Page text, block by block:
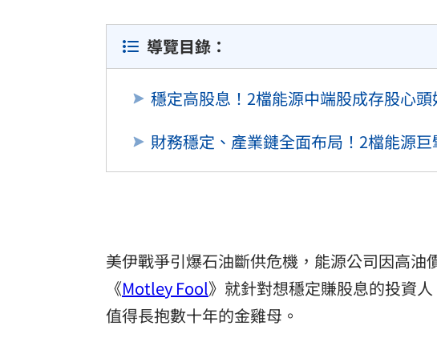
導覽目錄：
穩定高股息！2檔能源中端股成存股心頭
財務穩定、產業鏈全面布局！2檔能源
美伊戰爭引爆石油斷供危機，能源公司因高
《Motley Fool》就針對想穩定賺股息的投資
值得長抱數十年的金雞母。